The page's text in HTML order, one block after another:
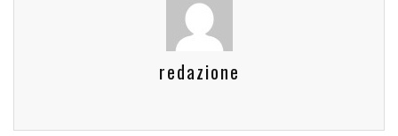
redazione